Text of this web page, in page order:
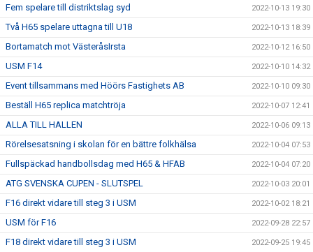
Fem spelare till distriktslag syd 2022-10-13 19:30
Två H65 spelare uttagna till U18 2022-10-13 18:39
Bortamatch mot VästeråsIrsta 2022-10-12 16:50
USM F14 2022-10-10 14:32
Event tillsammans med Höörs Fastighets AB 2022-10-10 09:30
Beställ H65 replica matchtröja 2022-10-07 12:41
ALLA TILL HALLEN 2022-10-06 09:13
Rörelsesatsning i skolan för en bättre folkhälsa 2022-10-04 07:53
Fullspäckad handbollsdag med H65 & HFAB 2022-10-04 07:20
ATG SVENSKA CUPEN - SLUTSPEL 2022-10-03 20:01
F16 direkt vidare till steg 3 i USM 2022-10-02 18:21
USM för F16 2022-09-28 22:57
F18 direkt vidare till steg 3 i USM 2022-09-25 19:45